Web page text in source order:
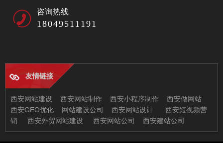
咨询热线
18049511191
友情链接
西安网站建设 西安网站制作 西安小程序制作
西安做网站
西安GEO优化
网站建设公司 西安网站设计
西安短视频营
销
西安外贸网站建设 西安网站公司 西安建站公司